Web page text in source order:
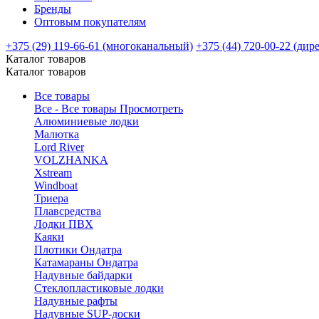
Бренды
Оптовым покупателям
+375 (29) 119-66-61 (многоканальный) +375 (44) 720-00-22
Каталог товаров
Каталог товаров
Все товары
Все - Все товары Просмотреть
Алюминиевые лодки
Малютка
Lord River
VOLZHANKA
Xstream
Windboat
Триера
Плавсредства
Лодки ПВХ
Каяки
Плотики Ондатра
Катамараны Ондатра
Надувные байдарки
Стеклопластиковые лодки
Надувные рафты
Надувные SUP-доски